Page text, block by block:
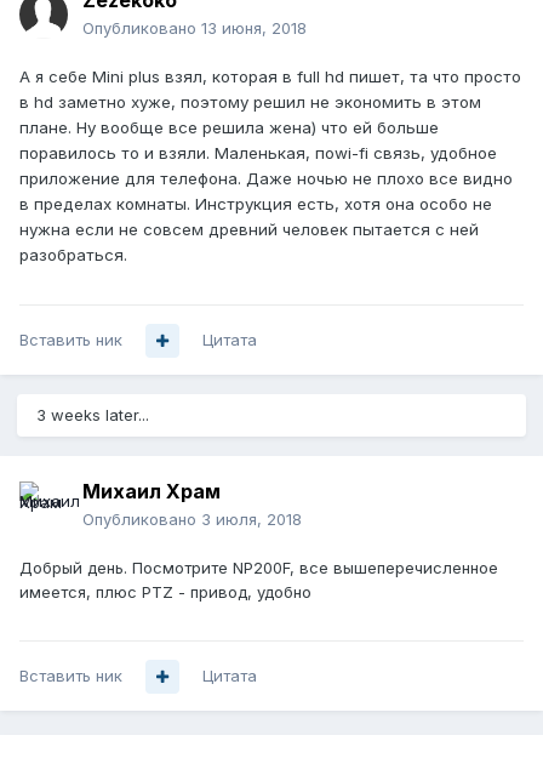
Опубликовано 13 июня, 2018
А я себе Mini plus взял, которая в full hd пишет, та что просто
в hd заметно хуже, поэтому решил не экономить в этом
плане. Ну вообще все решила жена) что ей больше
поравилось то и взяли. Маленькая, поwi-fi связь, удобное
приложение для телефона. Даже ночью не плохо все видно
в пределах комнаты. Инструкция есть, хотя она особо не
нужна если не совсем древний человек пытается с ней
разобраться.
Вставить ник Цитата
3 weeks later...
Михаил Храм
Опубликовано 3 июля, 2018
Добрый день. Посмотрите NP200F, все вышеперечисленное
имеется, плюс PTZ - привод, удобно
Вставить ник Цитата